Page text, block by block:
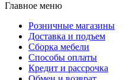
Главное меню
Розничные магазины
Доставка и подъем
Сборка мебели
Способы оплаты
Кредит и рассрочка